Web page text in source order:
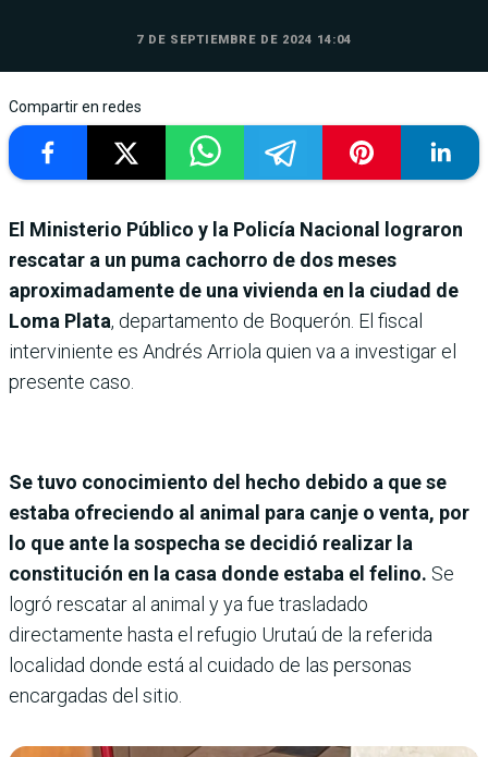
7 DE SEPTIEMBRE DE 2024 14:04
Compartir en redes
El Ministerio Público y la Policía Nacional lograron
rescatar a un puma cachorro de dos meses
aproximadamente de una vivienda en la ciudad de
Loma Plata, departamento de Boquerón. El fiscal
interviniente es Andrés Arriola quien va a investigar el
presente caso.
Se tuvo conocimiento del hecho debido a que se
estaba ofreciendo al animal para canje o venta, por
lo que ante la sospecha se decidió realizar la
constitución en la casa donde estaba el felino. Se
logró rescatar al animal y ya fue trasladado
directamente hasta el refugio Urutaú de la referida
localidad donde está al cuidado de las personas
encargadas del sitio.